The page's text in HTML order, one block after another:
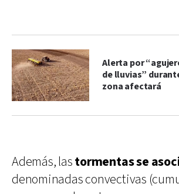
Alerta por
de lluvias”
zona afectará
Además, lastormentas se
denominadas convectivas